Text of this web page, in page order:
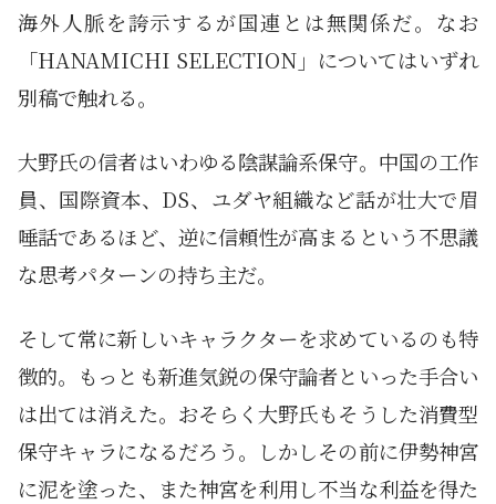
海外人脈を誇示するが国連とは無関係だ。なお
「HANAMICHI SELECTION」についてはいずれ
別稿で触れる。
大野氏の信者はいわゆる陰謀論系保守。中国の工作
員、国際資本、DS、ユダヤ組織など話が壮大で眉
唾話であるほど、逆に信頼性が高まるという不思議
な思考パターンの持ち主だ。
そして常に新しいキャラクターを求めているのも特
徴的。もっとも新進気鋭の保守論者といった手合い
は出ては消えた。おそらく大野氏もそうした消費型
保守キャラになるだろう。しかしその前に伊勢神宮
に泥を塗った、また神宮を利用し不当な利益を得た